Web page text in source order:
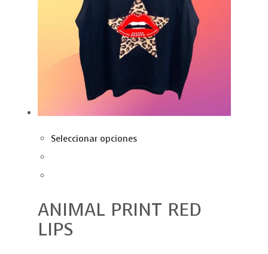
Seleccionar opciones
ANIMAL PRINT RED
LIPS